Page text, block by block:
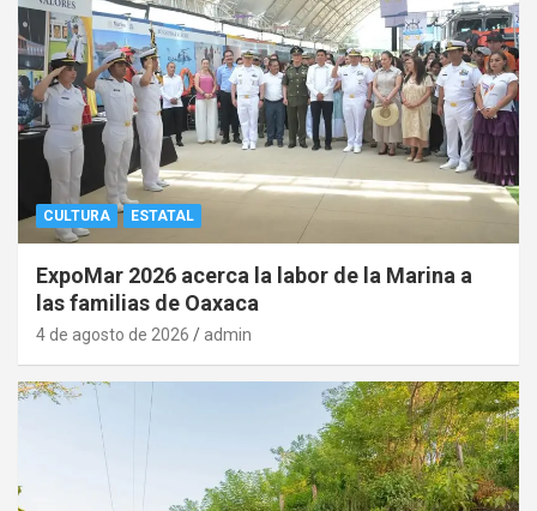
CULTURA ESTATAL
ExpoMar 2026 acerca la labor de la Marina a
las familias de Oaxaca
4 de agosto de 2026 admin